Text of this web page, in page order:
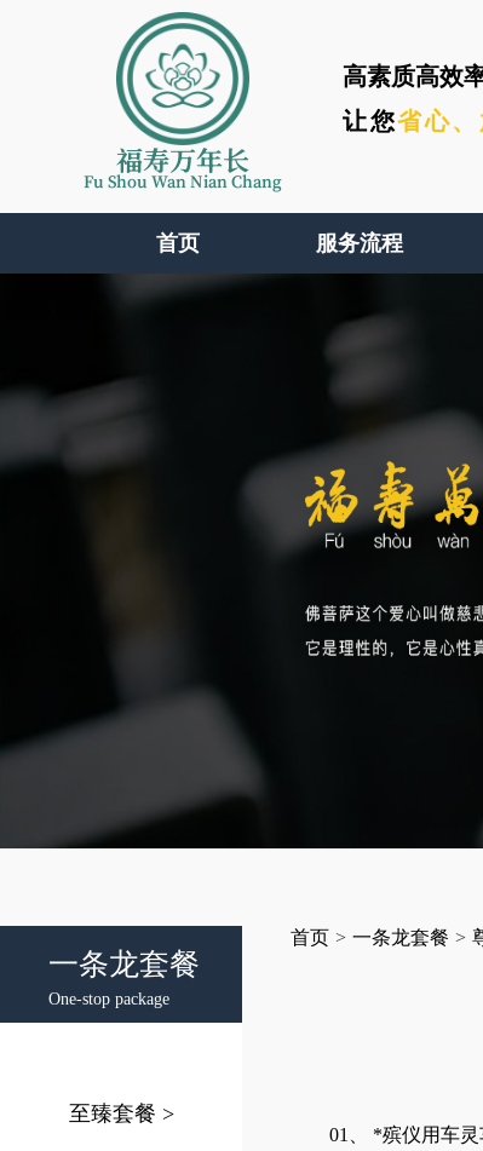
福寿万年长
Fu Shou Wan Nian Chang
高素质高效
让您省心、
首页 服务流程
一条龙套餐
One-stop package
至臻套餐 >
首页 > 一条龙套餐 >
01、 *殡仪用车